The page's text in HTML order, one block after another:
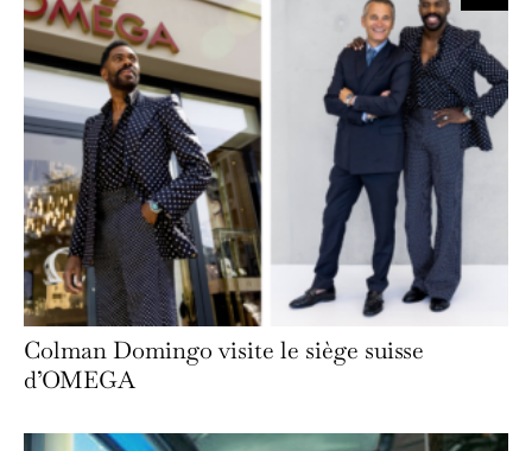
Colman Domingo visite le siège suisse
d’OMEGA